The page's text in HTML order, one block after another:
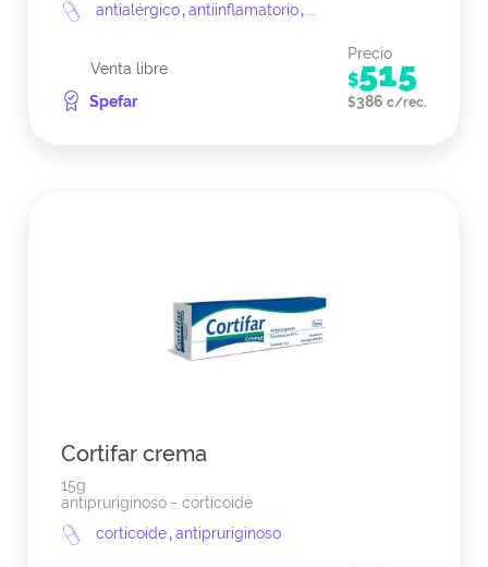
antialérgico,antiinflamatorio,
Venta libre
Spefar
Precio
$515
$386 c/rec.
Cortifar crema
15g
antipruriginoso - corticoide
corticoide,antipruriginoso